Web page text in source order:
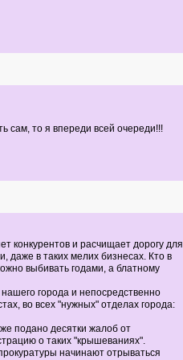
сам, то я впереди всей очереди!!!
конкурентов и расчищает дорогу для
даже в таких мелих бизнесах. Кто в
выбивать годами, а блатному
города и непосредственно
во всех "нужных" отделах города:
подано десятки жалоб от
о таких "крышеваниях".
начинают отрываться